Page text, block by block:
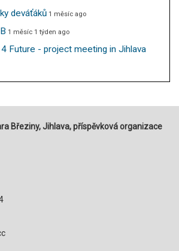
deváťáků 1 měsíc ago
1 měsíc 1 týden ago
Future - project meeting in Jihlava
Březiny, Jihlava, příspěvková organizace